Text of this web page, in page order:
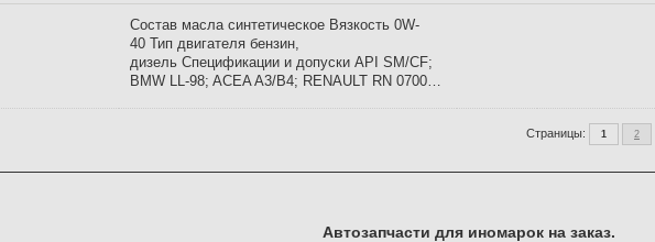
Состав масла синтетическое Вязкость 0W-
40 Тип двигателя бензин,
дизель Спецификации и допуски API SM/CF;
BMW LL-98; ACEA A3/B4; RENAULT RN 0700…
Страницы: 1 2
Автозапчасти для иномарок на заказ.